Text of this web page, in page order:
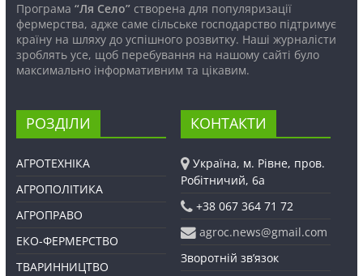
Програма “Ля Село”створена для популяризації
фермерства, адже саме сільське господарство підтримує
країну на шляху до успішного розвитку. Наші журналісти
зроблять усе, щоб перебування на нашому сайті було
максимально інформативним та цікавим.
РОЗДІЛИ
АГРОТЕХНІКА
АГРОПОЛІТИКА
АГРОПРАВО
ЕКО-ФЕРМЕРСТВО
ТВАРИННИЦТВО
КОНТАКТИ
Україна, м. Рівне, пров.
Робітничий, 6а
+38 067 364 71 72
agroc.news@gmail.com
Зворотній зв’язок